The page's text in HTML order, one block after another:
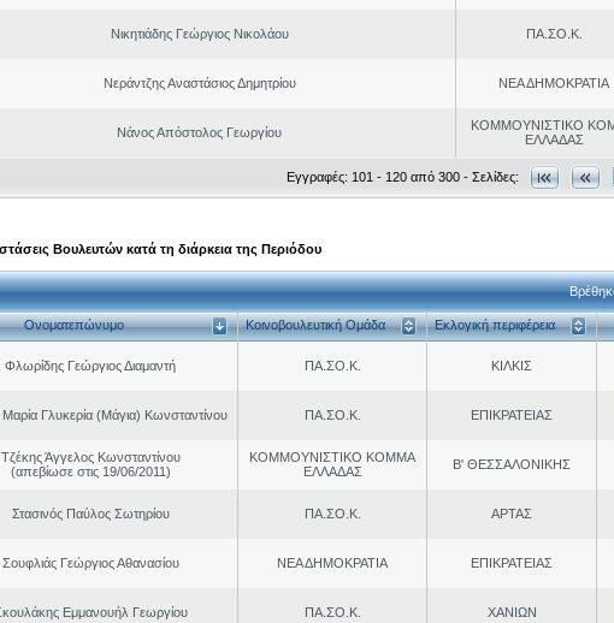
Νικητιάδης Γεώργιος Νικολάου ΠΑ.ΣΟ.Κ.
Νεράντζης Αναστάσιος Δημητρίου ΝΕΑ ΔΗΜΟΚΡΑΤΙΑ
Νάνος Απόστολος Γεωργίου
ΚΟΜΜΟΥΝΙΣΤΙΚΟ
ΕΛΛΑΔΑΣ
Εγγραφές: 101 - 120 από 300 - Σελίδες:
Βουλευτών κατά τη διάρκεια της Περιόδου
Ονοματεπώνυμο Κοινοβουλευτική Ομάδα Εκλογική περιφέρεια
Φλωρίδης Γεώργιος Διαμαντή ΠΑ.ΣΟ.Κ. ΚΙΛΚΙΣ
Γλυκερία (Μάγια) Κωνσταντίνου ΠΑ.ΣΟ.Κ. ΕΠΙΚΡΑΤΕΙΑΣ
Τζέκης Άγγελος Κωνσταντίνου
(απεβίωσε στις 19/06/2011)
ΚΟΜΜΟΥΝΙΣΤΙΚΟ ΚΟΜΜΑ
ΕΛΛΑΔΑΣ
Β' ΘΕΣΣΑΛΟΝΙΚΗΣ
Στασινός Παύλος Σωτηρίου ΠΑ.ΣΟ.Κ. ΑΡΤΑΣ
Σουφλιάς Γεώργιος Αθανασίου ΝΕΑ ΔΗΜΟΚΡΑΤΙΑ ΕΠΙΚΡΑΤΕΙΑΣ
Εμμανουήλ Γεωργίου ΠΑ.ΣΟ.Κ. ΧΑΝΙΩΝ